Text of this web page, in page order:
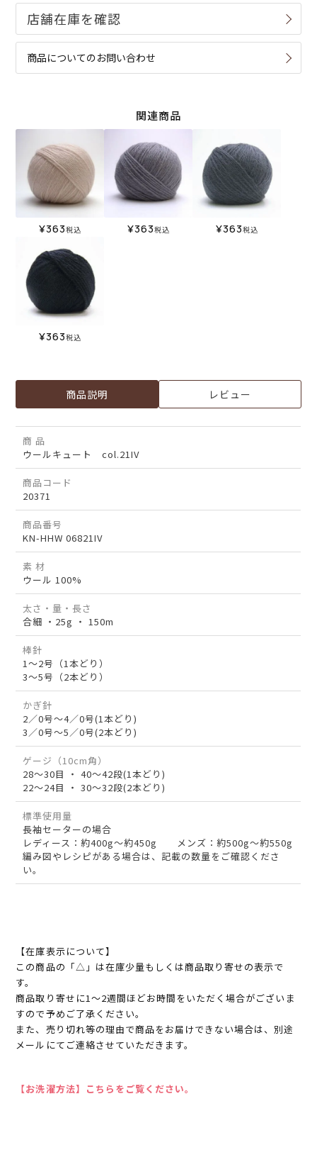
商品についてのお問い合わせ
関連商品
¥363税込 ¥363税込 ¥363税込
¥363税込
商品説明 レビュー
商 品
ウールキュート col.21IV
商品コード
20371
商品番号
KN-HHW 06821IV
素 材
ウール 100%
太さ・量・長さ
合細 ・25g ・ 150m
棒針
1～2号（1本どり）
3～5号（2本どり）
かぎ針
2／0号～4／0号(1本どり)
3／0号～5／0号(2本どり)
ゲージ（10cm角）
28～30目 ・ 40～42段(1本どり)
22～24目 ・ 30～32段(2本どり)
標準使用量
長袖セーターの場合
レディース：約400g～約450g メンズ：約500g～約550g
編み図やレシピがある場合は、記載の数量をご確認くださ
い。
【在庫表示について】
この商品の「△」は在庫少量もしくは商品取り寄せの表示で
す。
商品取り寄せに1～2週間ほどお時間をいただく場合がございま
すので予めご了承ください。
また、売り切れ等の理由で商品をお届けできない場合は、別途
メールにてご連絡させていただきます。
【お洗濯方法】こちらをご覧ください。